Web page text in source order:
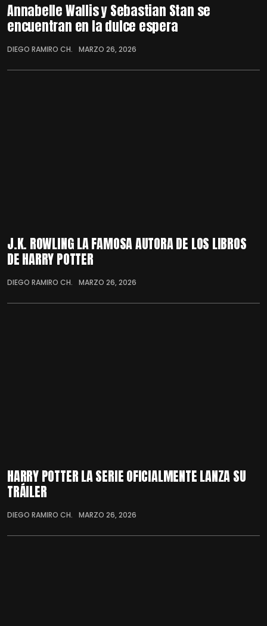
Annabelle Wallis y Sebastian Stan se
encuentran en la dulce espera
DIEGO RAMIRO CH. MARZO 26, 2026
J.K. ROWLING LA FAMOSA AUTORA DE LOS LIBROS
DE HARRY POTTER
DIEGO RAMIRO CH. MARZO 26, 2026
HARRY POTTER LA SERIE OFICIALMENTE LANZA SU
TRÁILER
DIEGO RAMIRO CH. MARZO 26, 2026